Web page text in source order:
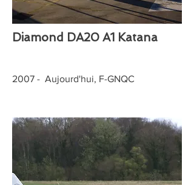
Diamond DA20 A1 Katana
2007 - Aujourd'hui, F-GNQC